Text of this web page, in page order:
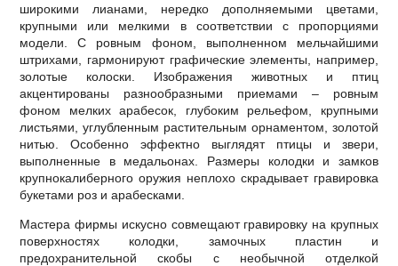
широкими лианами, нередко дополняемыми цветами,
крупными или мелкими в соответствии с пропорциями
модели. С ровным фоном, выполненном мельчайшими
штрихами, гармонируют графические элементы, например,
золотые колоски. Изображения животных и птиц
акцентированы разнообразными приемами – ровным
фоном мелких арабесок, глубоким рельефом, крупными
листьями, углубленным растительным орнаментом, золотой
нитью. Особенно эффектно выглядят птицы и звери,
выполненные в медальонах. Размеры колодки и замков
крупнокалиберного оружия неплохо скрадывает гравировка
букетами роз и арабесками.
Мастера фирмы искусно совмещают гравировку на крупных
поверхностях колодки, замочных пластин и
предохранительной скобы с необычной отделкой